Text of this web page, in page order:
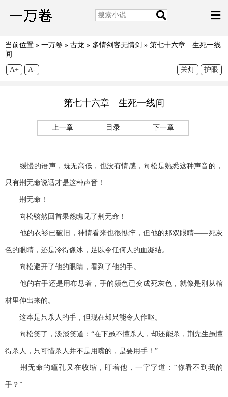
当前位置 » 一万卷 » 古龙 » 多情剑客无情剑 » 第七十六章 生死一线
间
A+
A- 护眼
关灯
第七十六章 生死一线间
上一章 目录 下一章
缓慢的语声，既无高低，也没有情感，向松是熟悉这种声音的，
只有荆无命说话才是这种声音！
荆无命！
向松骇然回首果然瞧见了荆无命！
他的衣衫已破旧，神情看来也很憔悴，但他的那双眼睛——死灰
色的眼睛，还是冷得像冰，足以令任何人的血凝结。
向松避开了他的眼睛，看到了他的手。
他的右手还是用布悬着，手的颜色已变成死灰色，就像是刚从棺
材里伸出来的。
这本是只杀人的手，但现在却只能令人作呕。
向松笑了，淡淡笑道：“在下虽不懂杀人，却还能杀，荆先生虽懂
得杀人，只可惜杀人并不是用嘴的，是要用手！”
荆无命的瞳孔又在收缩，盯着他，一字字道：“你看不到我的
手？”